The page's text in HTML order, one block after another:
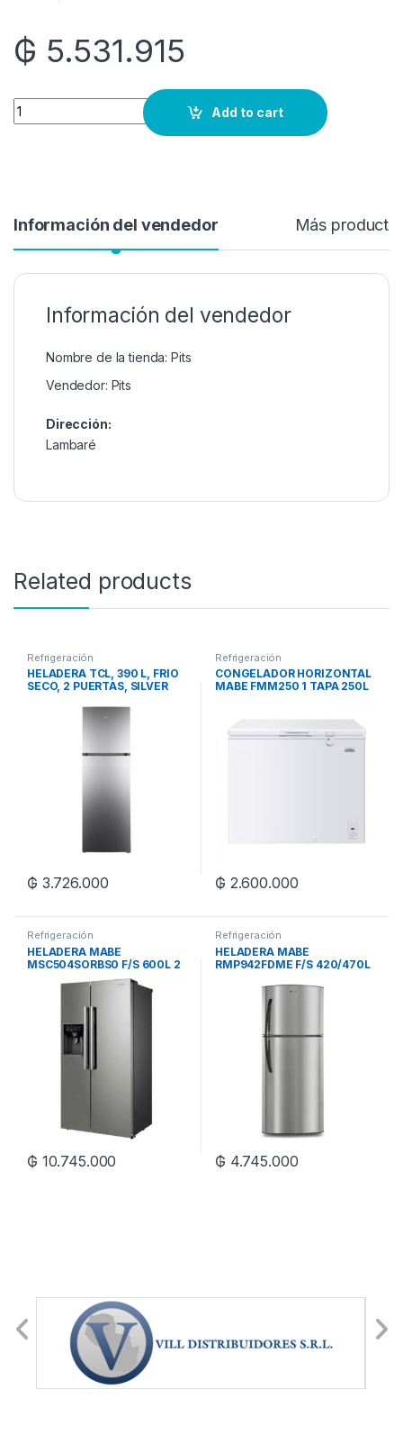
₲ 5.531.915
Quantity
Add to cart
Información del vendedor Más
Información del vendedor
Nombre de la tienda: Pits
Vendedor: Pits
Dirección:
Lambaré
Related products
Refrigeración
HELADERA TCL, 390 L, FRÍO
SECO, 2 PUERTAS, SILVER
₲ 3.726.000
Refrigeración
CONGELADOR HORIZONTAL
MABE FMM250 1 TAPA 250L
₲ 2.600.000
Refrigeración
HELADERA MABE
MSC504SORBS0 F/S 600L 2
PUERTAS INOX
₲ 10.745.000
Refrigeración
HELADERA MABE
RMP942FDME F/S 420/470L
₲ 4.745.000